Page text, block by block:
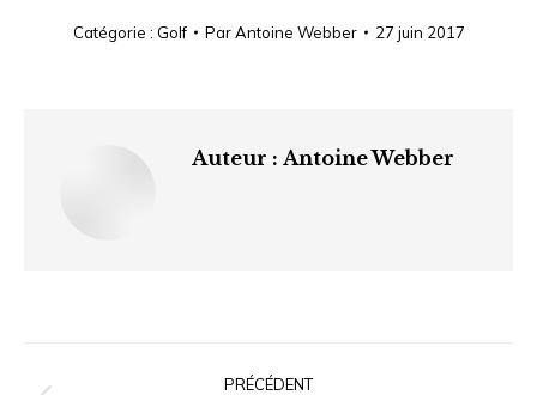
Catégorie : Golf ParAntoine Webber 27 juin 2017
Auteur : Antoine Webber
article
PRÉCÉDENT